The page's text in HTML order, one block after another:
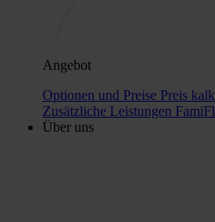
Angebot
Optionen und Preise Preis
Zusätzliche Leistungen
Über uns